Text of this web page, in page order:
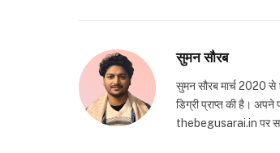
सुमन सौरब
सुमन सौरब मार्च 2020
डिग्री प्राप्त की है।
thebegusarai.in पर